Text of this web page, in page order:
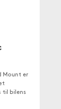
Mount er
til bilens